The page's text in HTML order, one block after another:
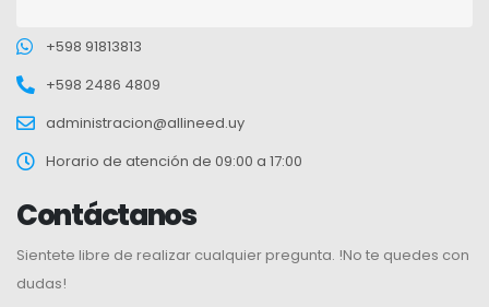
+598 91813813
+598 2486 4809
administracion@allineed.uy
Horario de atención de 09:00 a 17:00
Contáctanos
Sientete libre de realizar cualquier pregunta. !No te quedes con
dudas!